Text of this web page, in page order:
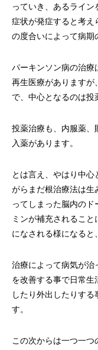
っていき、あるライ
症状が発症すると考え
の度合いによって病期
パーキンソン病の治療
再生医療がありますが
で、中心となるのは投
投薬治療も、内服薬、
入薬があります。
とは言え、やはり中
がらまだ根治療法は生
ってしまった脳内の
ミンが補充されるこ
になされる様になると
治療によって病気が治
を改善する事で日常生
したり外出したりす
す。
この次からは一つ一